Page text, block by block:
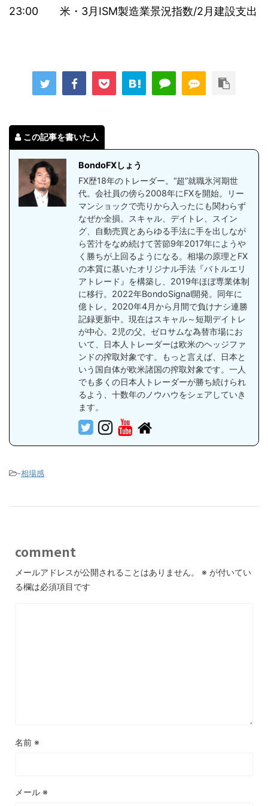
23:00 米・3月ISM製造業景況指数/2月建設支出
この記事を書いた人
BondoFXしょう
FX歴18年のトレーダー。“超”就職氷河期世
代。会社員の傍ら2008年にFXを開始。リー
マンショックで売りから入ったにも関わらず
なぜか全損。スキャル、デイトレ、スイン
グ、自動売買とあらゆる手法に手を出しなが
ら苦汁をなめ続けて苦節9年2017年にようや
く勝ちが上回るようになる。相場の原理とFX
の本質に基いたオリジナル手法『バトルエリ
アトレード』を構築し、2019年ほぼ専業体制
に移行。2022年BondoSignal開発。同年に
億トレ。2020年4月から月間で負けナシ連勝
記録更新中。現在はスキャル～短期デイトレ
が中心。2児の父。ゼロサムな為替市場にお
いて、日本人トレーダーは欧米のヘッジファ
ンドの搾取対象です。もっと言えば、日本と
いう国自体が欧米諸国の搾取対象です。一人
でも多くの日本人トレーダーが勝ち続けられ
るよう、十数年のノウハウをシェアしていき
ます。
-相場感
comment
メールアドレスが公開されることはありません。 ※ が付いてい
る欄は必須項目です
名前 ※
メール ※